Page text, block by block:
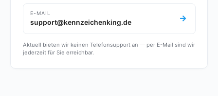
E-MAIL
support@kennzeichenking.de
Aktuell bieten wir keinen Telefonsupport an — per E-Mail sind wir
jederzeit für Sie erreichbar.